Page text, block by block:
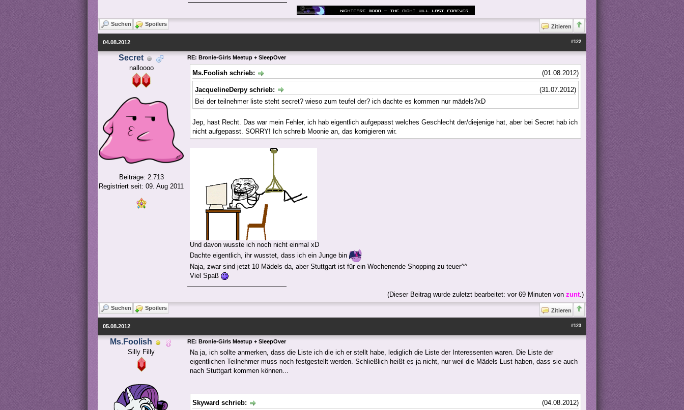
Suchen Spoilers Zitieren
#122
04.08.2012
Secret
nalloooo
Beiträge: 2.713
Registriert seit: 09. Aug 2011
RE: Bronie-Girls Meetup + SleepOver
(01.08.2012)
Ms.Foolish schrieb:
(31.07.2012)
JacquelineDerpy schrieb:
Bei der teilnehmer liste steht secret? wieso zum teufel der? ich dachte es kommen nur mädels?xD
Jep, hast Recht. Das war mein Fehler, ich hab eigentlich aufgepasst welches Geschlecht der/diejenige hat, aber bei Secret hab ich
nicht aufgepasst. SORRY! Ich schreib Moonie an, das korrigieren wir.
Und davon wusste ich noch nicht einmal xD
Dachte eigentlich, ihr wusstet, dass ich ein Junge bin
Naja, zwar sind jetzt 10 Mäde ls da, aber Stuttgart ist für ein Wochenende Shopping zu teuer^^
Viel Spaß
(Dieser Beitrag wurde zuletzt bearbeitet: vor 69 Minuten von zunt.)
Suchen Spoilers Zitieren
#123
05.08.2012
Ms.Foolish
Silly Filly
RE: Bronie-Girls Meetup + SleepOver
Na ja, ich sollte anmerken, dass die Liste ich die ich er stellt habe, lediglich die Liste der Interessenten waren. Die Liste der
eigentlichen Teilnehmer muss noch festgestellt werden. Schließlich heißt es ja nicht, nur weil die Mädels Lust haben, dass sie auch
nach Stuttgart kommen können...
(04.08.2012)
Skyward schrieb: